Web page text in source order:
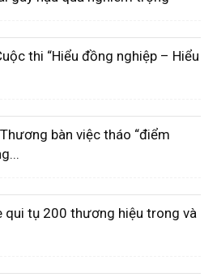
thi “Hiểu đồng nghiệp – Hiểu
bàn việc tháo “điểm
qui tụ 200 thương hiệu trong và